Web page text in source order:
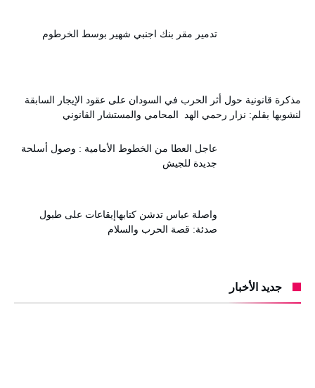
تدمير مقر بنك اجنبي شهير بوسط الخرطوم
مذكرة قانونية حول أثر الحرب في السودان على عقود الإيجار السابقة
لنشوبها بقلم: نزار رحمي الهد المحامي والمستشار القانوني
عاجل العطا من الخطوط الأمامية : وصول أسلحة
جديدة للجيش
واصلة عباس تدشن كتابهاإيقاعات على طبول
صدئة: قصة الحرب والسلام
جديد الأخبار